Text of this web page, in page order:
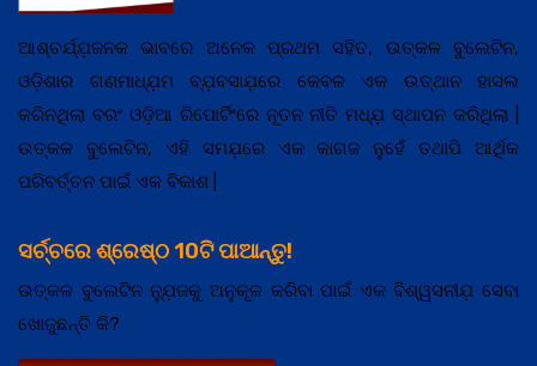
ଆଶ୍ଚର୍ଯ୍ଯ଼ଜନକ ଭାବରେ ଅନେକ ପ୍ରଥମ ସହିତ, ଉତ୍କଳ ବୁଲେଟିନ,
ଓଡ଼ିଶାର ଗଣମାଧ୍ଯ଼ମ ବ୍ଯ଼ବସାଯ଼ରେ କେବଳ ଏକ ଉତ୍ଥାନ ହାସଲ
କରିନଥିଲା ବରଂ ଓଡ଼ିଆ ରିପୋର୍ଟିଂରେ ନୂତନ ନୀତି ମଧ୍ଯ଼ ସ୍ଥାପନ କରିଥିଲା |
ଉତ୍କଳ ବୁଲେଟିନ, ଏହି ସମଯ଼ରେ ଏକ କାଗଜ ନୁହେଁ ତଥାପି ଆର୍ଥିକ
ପରିବର୍ତ୍ତନ ପାଇଁ ଏକ ବିକାଶ |
ସର୍ଚ୍ଚରେ ଶ୍ରେଷ୍ଠ 10ଟି ପାଆନ୍ତୁ!
ଉତ୍କଳ ବୁଲେଟିନ ନ୍ଯ଼ୁଜକୁ ଅନୁକୂଳ କରିବା ପାଇଁ ଏକ ବିଶ୍ୱସନୀଯ଼ ସେବା
ଖୋଜୁଛନ୍ତି କି?